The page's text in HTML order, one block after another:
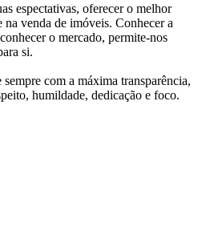
espectativas, oferecer o melhor
venda de imóveis. Conhecer a
o mercado, permite-nos
si.
com a máxima transparência,
humildade, dedicação e foco.